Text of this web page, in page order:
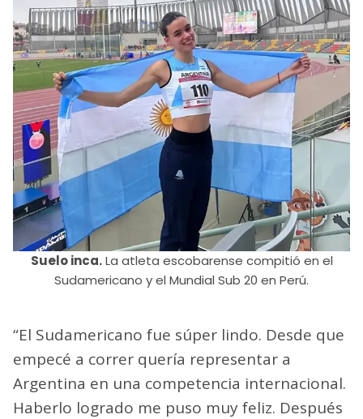
Suelo inca.La atleta escobarense compitió en el
Sudamericano y el Mundial Sub 20 en Perú.
“El Sudamericano fue súper lindo. Desde que
empecé a correr quería representar a
Argentina en una competencia internacional.
Haberlo logrado me puso muy feliz. Después